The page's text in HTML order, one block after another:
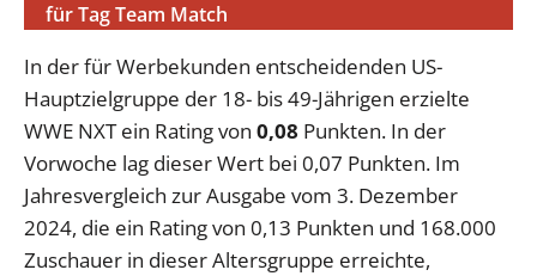
für Tag Team Match
In der für Werbekunden entscheidenden US-
Hauptzielgruppe der 18- bis 49-Jährigen erzielte
WWE NXT ein Rating von 0,08 Punkten. In der
Vorwoche lag dieser Wert bei 0,07 Punkten. Im
Jahresvergleich zur Ausgabe vom 3. Dezember
2024, die ein Rating von 0,13 Punkten und 168.000
Zuschauer in dieser Altersgruppe erreichte,